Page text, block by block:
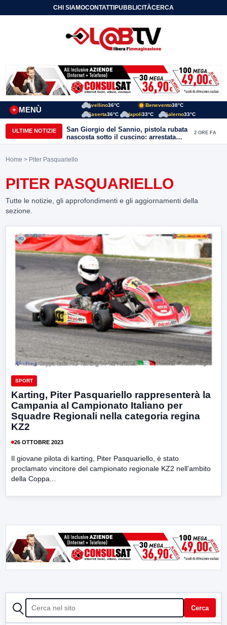
CHI SIAMOCONTATTIPUBBLICITÀCERCA
MENÙ
+
Avellino36°C Benevento38°C
Caserta36°C Napoli33°C Salerno33°C
ULTIME NOTIZIE
San Giorgio del Sannio, pistola rubata
nascosta sotto il cuscino: arrestata
51enne
2 ORE FA
Home > Piter Pasquariello
PITER PASQUARIELLO
Tutte le notizie, gli approfondimenti e gli aggiornamenti della
sezione.
SPORT
Karting, Piter Pasquariello rappresenterà la
Campania al Campionato Italiano per
Squadre Regionali nella categoria regina
KZ2
26 OTTOBRE 2023
Il giovane pilota di karting, Piter Pasquariello, è stato
proclamato vincitore del campionato regionale KZ2 nell’ambito
della Coppa...
CERCA Cerca